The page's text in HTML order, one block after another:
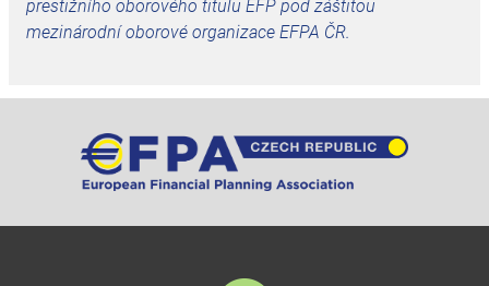
prestižního oborového titulu EFP pod záštitou
mezinárodní oborové organizace EFPA ČR.